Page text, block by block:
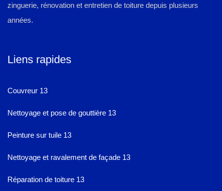
zinguerie, rénovation et entretien de toiture depuis plusieurs
années.
Liens rapides
Couvreur 13
Nettoyage et pose de gouttière 13
Peinture sur tuile 13
Nettoyage et ravalement de façade 13
Réparation de toiture 13